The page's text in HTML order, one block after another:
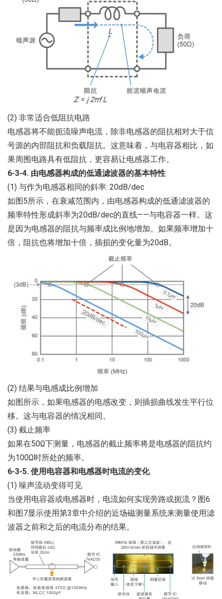
(2) 非常适合低阻抗电路
电感器将不能扼流噪声电流，除非电感器的阻抗相对大于信
号源的内部阻抗和负载阻抗。这意味着，与电容器相比，如
果周围电路具有低阻抗，更容易让电感器工作。
6-3-4. 由电感器构成的低通滤波器的基本特性
(1) 与作为电感器相同的斜率: 20dB/dec
如图5所示，在衰减范围内，由电感器构成的低通滤波器的
频率特性形成斜率为20dB/dec的直线——与电容器一样。这
是因为电感器的阻抗与频率成比例地增加。如果频率增加十
倍，阻抗也将增加十倍，插损的变化量为20dB。
(2) 结果与电感成比例增加
如图所示，如果电感器的电感改变，则插损曲线发生平行位
移。这与电容器的情况相同。
(3) 截止频率
如果在50Ω下测量，电感器的截止频率将是电感器的阻抗约
为100Ω时所处的频率。
6-3-5. 使用电容器和电感器时电流的变化
(1) 噪声流动变得可见
当使用电容器或电感器时，电流如何实现旁路或扼流？图6
和图7显示使用第3章中介绍的近场磁测量系统来测量使用滤
波器之前和之后的电流分布的结果。